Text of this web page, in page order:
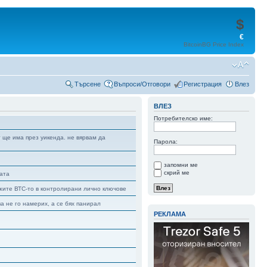
$
€
BitcoinBG Price Index
Търсене Въпроси/Отговори Регистрация Влез
има през уикенда. не вярвам да
ВТС-то в контролирани лично ключове
не го намерих, а се бях панирал
ВЛЕЗ
Потребителско име:
Парола:
запомни ме
скрий ме
РЕКЛАМА